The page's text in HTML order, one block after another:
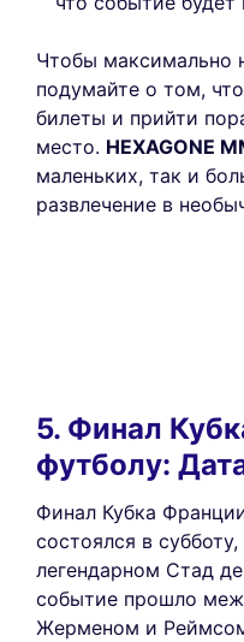
Чтобы максимально
подумайте о том,
билеты и прийти
место. HEXAGONE
маленьких, так и
развлечение в
5. Финал
футболу:
Финал Кубка
состоялся в
легендарном Стад
событие прошло
Жерменом и